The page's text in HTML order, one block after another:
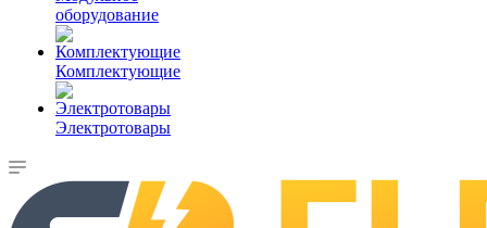
оборудование
Комплектующие
Электротовары